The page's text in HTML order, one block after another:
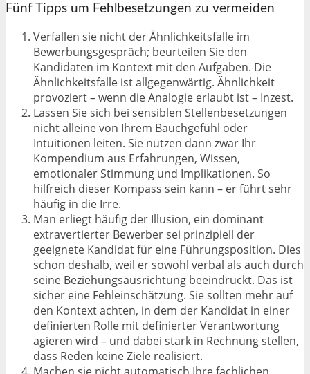
Fünf Tipps um Fehlbesetzungen zu vermeiden
Verfallen sie nicht der Ähnlichkeitsfalle im
Bewerbungsgespräch; beurteilen Sie den
Kandidaten im Kontext mit den Aufgaben. Die
Ähnlichkeitsfalle ist allgegenwärtig. Ähnlichkeit
provoziert – wenn die Analogie erlaubt ist – Inzest.
Lassen Sie sich bei sensiblen Stellenbesetzungen
nicht alleine von Ihrem Bauchgefühl oder
Intuitionen leiten. Sie nutzen dann zwar Ihr
Kompendium aus Erfahrungen, Wissen,
emotionaler Stimmung und Implikationen. So
hilfreich dieser Kompass sein kann – er führt sehr
häufig in die Irre.
Man erliegt häufig der Illusion, ein dominant
extravertierter Bewerber sei prinzipiell der
geeignete Kandidat für eine Führungsposition. Dies
schon deshalb, weil er sowohl verbal als auch durch
seine Beziehungsausrichtung beeindruckt. Das ist
sicher eine Fehleinschätzung. Sie sollten mehr auf
den Kontext achten, in dem der Kandidat in einer
definierten Rolle mit definierter Verantwortung
agieren wird – und dabei stark in Rechnung stellen,
dass Reden keine Ziele realisiert.